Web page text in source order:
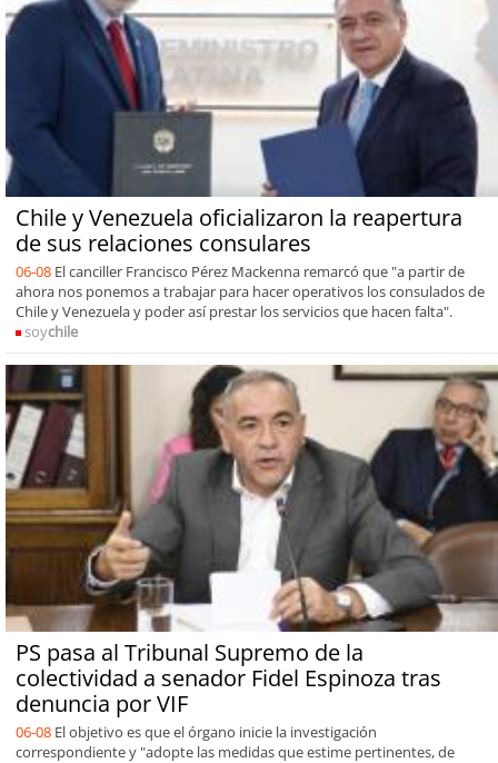
Chile y Venezuela oficializaron la reapertura
de sus relaciones consulares
06-08 El canciller Francisco Pérez Mackenna remarcó que "a partir de
ahora nos ponemos a trabajar para hacer operativos los consulados de
Chile y Venezuela y poder así prestar los servicios que hacen falta".
soychile
PS pasa al Tribunal Supremo de la
colectividad a senador Fidel Espinoza tras
denuncia por VIF
06-08 El objetivo es que el órgano inicie la investigación
correspondiente y "adopte las medidas que estime pertinentes, de